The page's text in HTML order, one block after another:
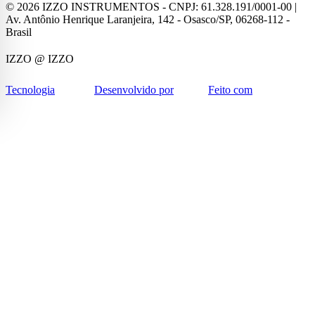
© 2026 IZZO INSTRUMENTOS - CNPJ: 61.328.191/0001-00 |
Av. Antônio Henrique Laranjeira, 142 - Osasco/SP, 06268-112 -
Brasil
IZZO @ IZZO
Tecnologia Desenvolvido por Feito com